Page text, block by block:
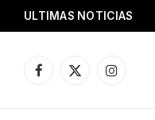
ULTIMAS NOTICIAS
Facebook
X
Instagram